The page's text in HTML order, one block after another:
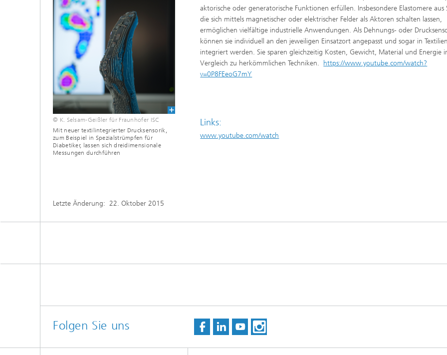
© K. Selsam-Geißler für Fraunhofer ISC
Mit neuer textilintegrierter Drucksensorik,
zum Beispiel in Spezialstrümpfen für
Diabetiker, lassen sich dreidimensionale
Messungen durchführen
aktorische oder generatorische Funktionen erfüllen. Insbesondere Elastomere aus
die sich mittels magnetischer oder elektrischer Felder als Aktoren schalten lassen,
ermöglichen vielfältige industrielle Anwendungen. Als Dehnungs- oder
können sie individuell an den jeweiligen Einsatzort angepasst und sogar in Textilien
integriert werden. Sie sparen gleichzeitig Kosten, Gewicht, Material und Energie
Vergleich zu herkömmlichen Techniken.
https://www.youtube.com/watch?
v=0P8FEeoG7mY
Links:
www.youtube.com/watch
Letzte Änderung: 22. Oktober 2015
Folgen Sie uns